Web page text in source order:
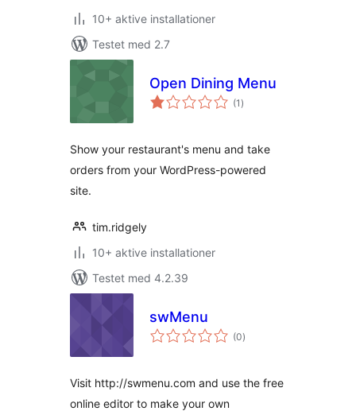
10+ aktive installationer
Testet med 2.7
Open Dining Menu
(1 totale
bedømmelser
)
Show your restaurant's menu and take
orders from your WordPress-powered
site.
tim.ridgely
10+ aktive installationer
Testet med 4.2.39
swMenu
(0totale
bedømmelser
)
Visit http://swmenu.com and use the free
online editor to make your own